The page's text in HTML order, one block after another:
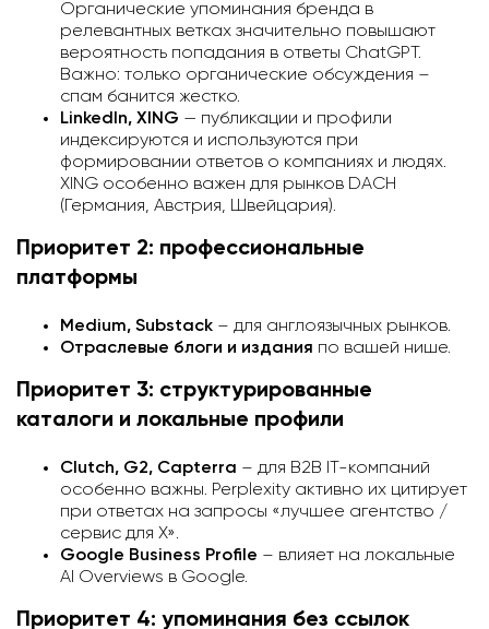
Органические упоминания бренда в
релевантных ветках значительно повышают
вероятность попадания в ответы ChatGPT.
Важно: только органические обсуждения –
спам банится жестко.
LinkedIn, XING — публикации и профили
индексируются и используются при
формировании ответов о компаниях и людях.
XING особенно важен для рынков DACH
(Германия, Австрия, Швейцария).
Приоритет 2: профессиональные
платформы
Medium, Substack – для англоязычных рынков.
Отраслевые блоги и издания по вашей нише.
Приоритет 3: структурированные
каталоги и локальные профили
Clutch, G2, Capterra – для B2B IT-компаний
особенно важны. Perplexity активно их цитирует
при ответах на запросы «лучшее агентство /
сервис для X».
Google Business Profile – влияет на локальные
AI Overviews в Google.
Приоритет 4: упоминания без ссылок